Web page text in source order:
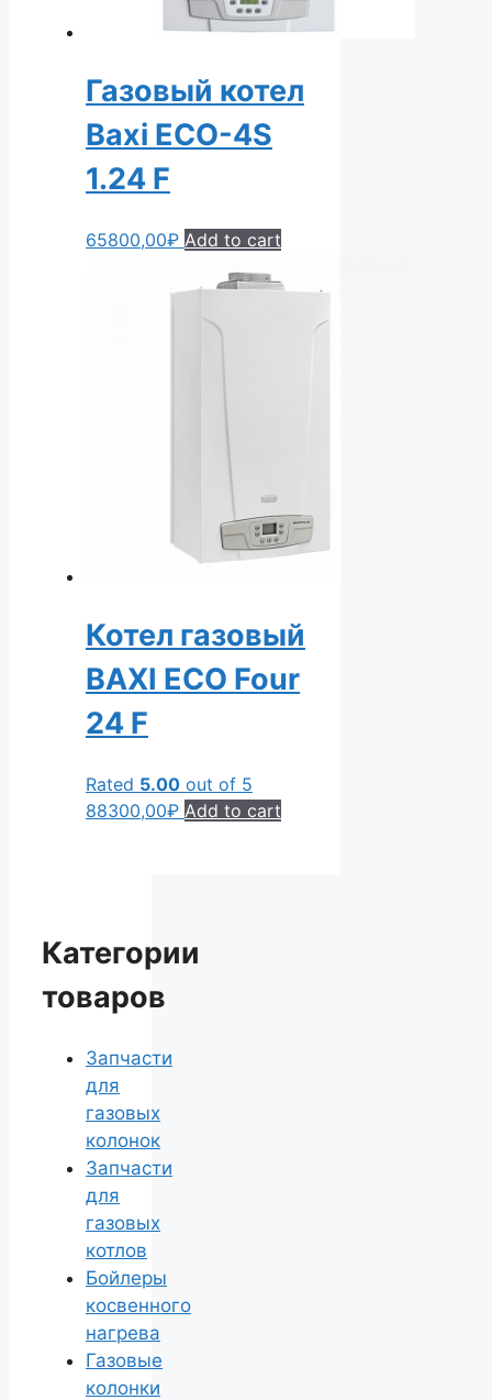
Газовый котел
Baxi ECO-4S
1.24 F
65800,00₽ Add to cart
Котел газовый
BAXI ECO Four
24 F
Rated 5.00 out of 5
88300,00₽ Add to cart
Категории
товаров
Запчасти
для
газовых
колонок
Запчасти
для
газовых
котлов
Бойлеры
косвенного
нагрева
Газовые
колонки